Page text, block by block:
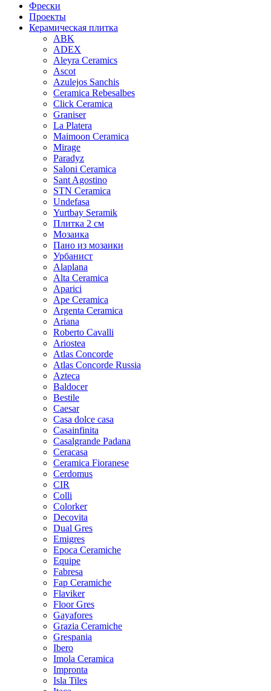
Фрески
Проекты
Керамическая плитка
ABK
ADEX
Aleyra Ceramics
Ascot
Azulejos Sanchis
Ceramica Rebesalbes
Click Ceramica
Graniser
La Platera
Maimoon Ceramica
Mirage
Paradyz
Saloni Ceramica
Sant Agostino
STN Ceramica
Undefasa
Yurtbay Seramik
Плитка 2 см
Мозаика
Пано из мозаики
Урбанист
Alaplana
Alta Ceramica
Aparici
Ape Ceramica
Argenta Ceramica
Ariana
Roberto Cavalli
Ariostea
Atlas Concorde
Atlas Concorde Russia
Azteca
Baldocer
Bestile
Caesar
Casa dolce casa
Casainfinita
Casalgrande Padana
Ceracasa
Ceramica Fioranese
Cerdomus
CIR
Colli
Colorker
Decovita
Dual Gres
Emigres
Epoca Ceramiche
Equipe
Fabresa
Fap Ceramiche
Flaviker
Floor Gres
Gayafores
Grazia Ceramiche
Grespania
Ibero
Imola Ceramica
Impronta
Isla Tiles